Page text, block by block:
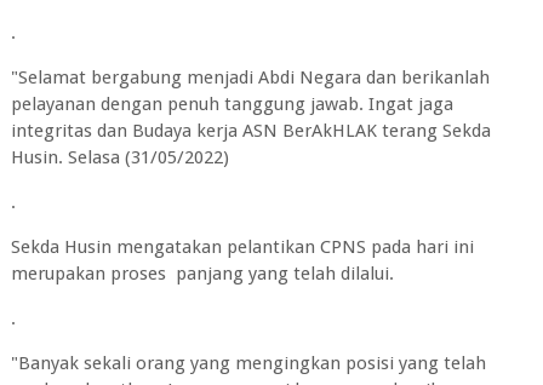
.
"Selamat bergabung menjadi Abdi Negara dan berikanlah
pelayanan dengan penuh tanggung jawab. Ingat jaga
integritas dan Budaya kerja ASN BerAkHLAK terang Sekda
Husin. Selasa (31/05/2022)
.
Sekda Husin mengatakan pelantikan CPNS pada hari ini
merupakan proses panjang yang telah dilalui.
.
"Banyak sekali orang yang mengingkan posisi yang telah